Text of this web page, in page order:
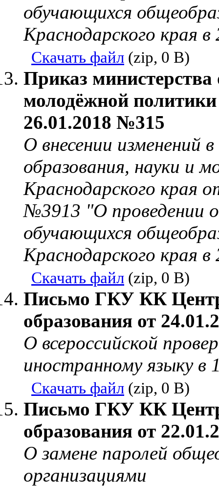
обучающихся
Краснодарского края
Скачать файл (zip, 0 B)
Приказ министерства
молодёжной
26.01.2018 №315
О внесении изменений
образования, науки и
Краснодарского края
№3913 "О проведении
обучающихся
Краснодарского края
Скачать файл (zip, 0 B)
Письмо ГКУ КК
образования от
О всероссийской
иностранному языку в
Скачать файл (zip, 0 B)
Письмо ГКУ КК
образования от
О замене паролей
организациями